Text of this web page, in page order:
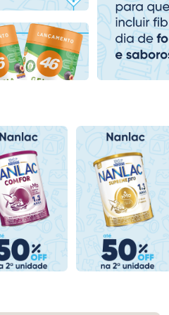
Comprar sem Desconto
Por R$ 117,99/cada
Comprar sem Desconto
Por R$ 117,99/cada